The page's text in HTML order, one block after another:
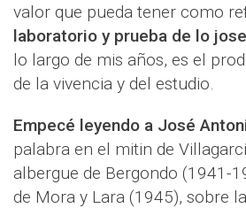
valor que pueda tener como
laboratorio y prueba de lo
lo largo de mis años, es el
de la vivencia y del estudio.
Empecé leyendo a José
palabra en el mitin de
albergue de Bergondo (1941-
de Mora y Lara (1945), sobre